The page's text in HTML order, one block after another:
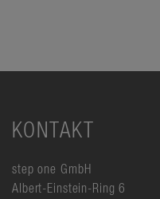
KONTAKT
step one GmbH
Albert-Einstein-Ring 6